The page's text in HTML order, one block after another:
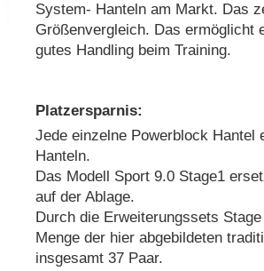
System- Hanteln am Markt. Das
Größenvergleich. Das ermöglicht
gutes Handling beim Training.
Platzersparnis:
Jede einzelne Powerblock
Hanteln.
Das Modell Sport 9.0 Stage1
auf der Ablage.
Durch die Erweiterungssets
Menge der hier abgebildeten
insgesamt 37 Paar.